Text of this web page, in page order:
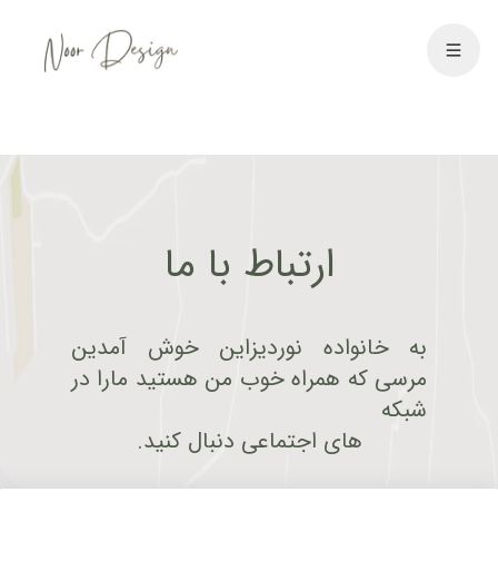
ارتباط با ما
شبکه
های اجتماعی دنبال کنید.